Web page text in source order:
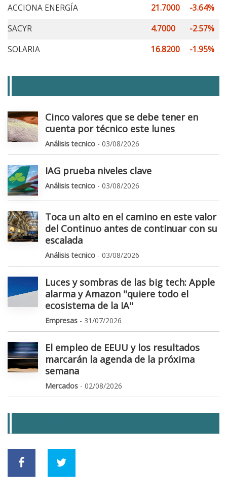
ACCIONA ENERGÍA
21.7000
-3.64%
SACYR
4.7000
-2.57%
SOLARIA
16.8200 -1.95%
Cinco valores que se debe tener en
cuenta por técnico este lunes
Análisis tecnico - 03/08/2026
IAG prueba niveles clave
Análisis tecnico - 03/08/2026
Toca un alto en el camino en este valor
del Continuo antes de continuar con su
escalada
Análisis tecnico - 03/08/2026
Luces y sombras de las big tech: Apple
alarma y Amazon "quiere todo el
ecosistema de la IA"
Empresas - 31/07/2026
El empleo de EEUU y los resultados
marcarán la agenda de la próxima
semana
Mercados - 02/08/2026